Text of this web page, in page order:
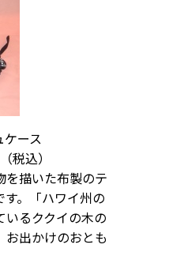
ース
税込）
を描いた布製のテ
す。「ハワイ州の
いるククイの木の
お出かけのおとも